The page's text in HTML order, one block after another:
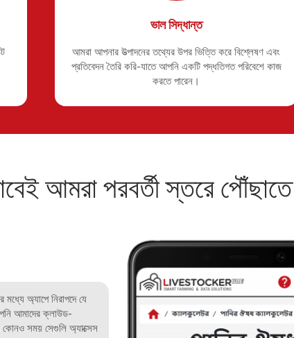
ভাল সিদ্ধান্ত
আমরা আপনার উত্পাদনের তথ্যের উপর ভিত্তি করে বিশ্লেষণ এবং
প্রতিবেদন তৈরি করি-যাতে আপনি একটি পদ্ধতিগত পরিবেশে কাজ
করতে পারেন।
আমরা পরবর্তী স্তরে পৌঁছাতে
অ্যাপে নিরাপদে যে
আমাদের ক্লাউড-
কোনও সময় সেগুলি অ্যাক্সেস